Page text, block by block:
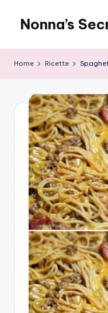
content
Nonna’s
Home Ricette